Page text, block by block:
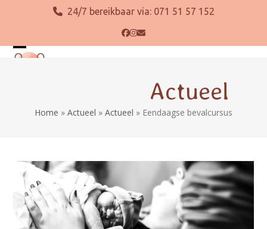
24/7 bereikbaar via: 071 51 57 152
Facebook
Instagram
E-
mail
Open
Close
Actueel
Home » Actueel » Actueel » Eendaagse bevalcursus